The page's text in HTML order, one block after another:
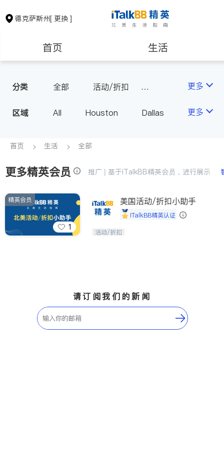
德克萨斯州[ 更换 ]
首页 生活
保险理财 房地产租售
银行贷款
建筑装修 教育
养老 非盈利组织
分类 全部
活动/折扣
更多
区域 All Houston
Dallas
TX - Other Cities
更多
首页 生活 全部
更多精英会员 推广 | 基于iTalkBB精英会员，进行展示
1
精英会员 美国活动/折扣小助手
iTalkBB精英认证
iTalkBB精英 官方账号。您的美国生活
活动/折扣
请订阅我们的新闻